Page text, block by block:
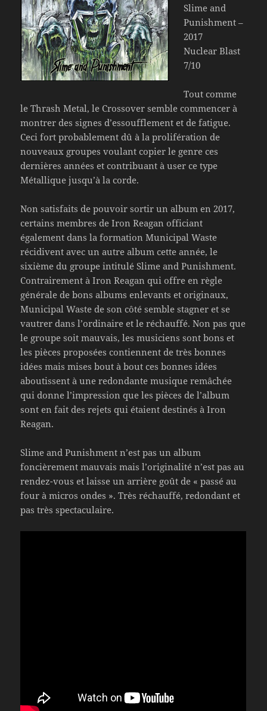
Slime and
Punishment –
2017
Nuclear Blast
7/10
Tout comme
le Thrash Metal, le Crossover semble commencer à
montrer des signes d’essoufflement et de fatigue.
Ceci fort probablement dû à la prolifération de
nouveaux groupes voulant copier le genre ces
dernières années et contribuant à user ce type
Métallique jusqu’à la corde.
Non satisfaits de pouvoir sortir un album en 2017,
certains membres de Iron Reagan officiant
également dans la formation Municipal Waste
récidivent avec un autre album cette année, le
sixième du groupe intitulé Slime and Punishment.
Contrairement à Iron Reagan qui offre en règle
générale de bons albums enlevants et originaux,
Municipal Waste de son côté semble stagner et se
vautrer dans l’ordinaire et le réchauffé. Non pas que
le groupe soit mauvais, les musiciens sont bons et
les pièces proposées contiennent de très bonnes
idées mais mises bout à bout ces bonnes idées
aboutissent à une redondante musique remâchée
qui donne l’impression que les pièces de l’album
sont en fait des rejets qui étaient destinés à Iron
Reagan.
Slime and Punishment n’est pas un album
foncièrement mauvais mais l’originalité n’est pas au
rendez-vous et laisse un arrière goût de « passé au
four à micros ondes ». Très réchauffé, redondant et
pas très spectaculaire.